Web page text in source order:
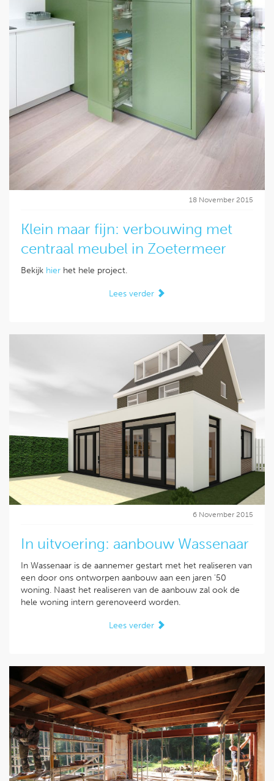
18 November 2015
Klein maar fijn: verbouwing met
centraal meubel in Zoetermeer
Bekijk hier het hele project.
Lees verder
6 November 2015
In uitvoering: aanbouw Wassenaar
In Wassenaar is de aannemer gestart met het realiseren van
een door ons ontworpen aanbouw aan een jaren '50
woning. Naast het realiseren van de aanbouw zal ook de
hele woning intern gerenoveerd worden.
Lees verder